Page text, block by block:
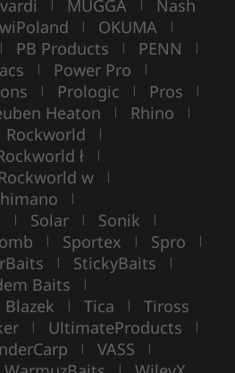
| MUGGA | Nash
| OKUMA |
| PB Products | PENN |
| Power Pro |
| Prologic | Pros |
Heaton | Rhino |
Rockworld |
ł |
Rockworld w |
|
| Solar | Sonik |
| Sportex | Spro |
| StickyBaits |
Baits |
Blazek | Tica | Tiross
| UltimateProducts |
| VASS |
|